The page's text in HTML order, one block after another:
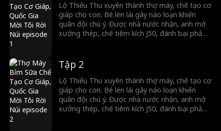
Lộ Thiếu Thu xuyên thành thợ máy, chế tạo cơ
giáp cho con. Bé lén lái gây náo loạn khiến
quân đội chú ý. Được nhà nước nhận, anh mở
xưởng thép, chế tiêm kích J50, đánh bại phản
Hạ thành siêu cường quân sự.
Tập 2
Lộ Thiếu Thu xuyên thành thợ máy, chế tạo cơ
giáp cho con. Bé lén lái gây náo loạn khiến
quân đội chú ý. Được nhà nước nhận, anh mở
xưởng thép, chế tiêm kích J50, đánh bại phản